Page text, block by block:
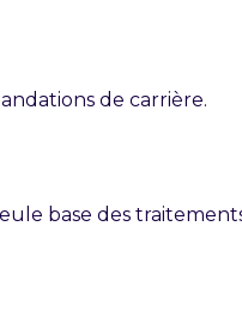
de carrière.
base des